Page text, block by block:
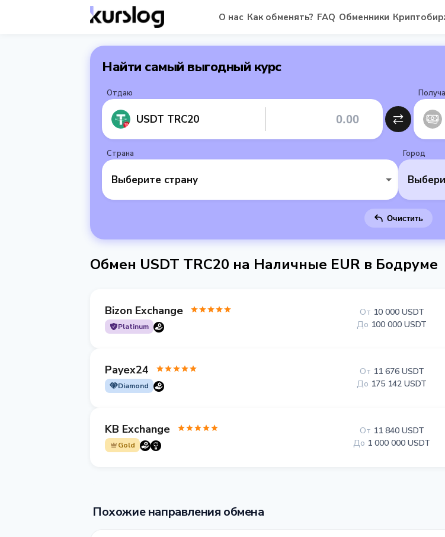
О нас Как обменять? FAQ Обменники
Найти самый выгодный курс
Отдаю
USDT TRC20
Страна
Выберите страну
Город
Очистить
Обмен USDT TRC20 на Наличные EUR в Бодруме
Bizon Exchange
Platinum
От 10 000 USDT
До 100 000 USDT
Payex24
Diamond
От 11 676 USDT
До 175 142 USDT
KB Exchange
Gold
От 11 840 USDT
До 1 000 000 USDT
Похожие направления обмена